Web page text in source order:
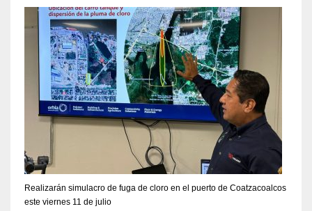
Realizarán simulacro de fuga de cloro en el puerto de Coatzacoalcos
este viernes 11 de julio